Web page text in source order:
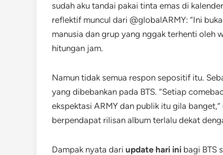
sudah aku tandai pakai tinta emas di
reflektif muncul dari @globalARMY: “Ini
manusia dan grup yang nggak terhenti oleh
hitungan jam.
Namun tidak semua respon sepositif itu.
yang dibebankan pada BTS. “Setiap
ekspektasi ARMY dan publik itu gila
berpendapat rilisan album terlalu dekat
Dampak nyata dari update hari ini bagi BTS